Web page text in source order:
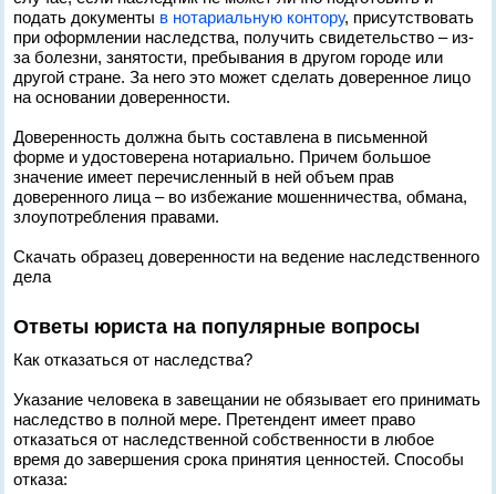
подать документы в нотариальную контору, присутствовать
при оформлении наследства, получить свидетельство – из-
за болезни, занятости, пребывания в другом городе или
другой стране. За него это может сделать доверенное лицо
на основании доверенности.
Доверенность должна быть составлена в письменной
форме и удостоверена нотариально. Причем большое
значение имеет перечисленный в ней объем прав
доверенного лица – во избежание мошенничества, обмана,
злоупотребления правами.
Скачать образец доверенности на ведение наследственного
дела
Ответы юриста на популярные вопросы
Как отказаться от наследства?
Указание человека в завещании не обязывает его принимать
наследство в полной мере. Претендент имеет право
отказаться от наследственной собственности в любое
время до завершения срока принятия ценностей. Способы
отказа: